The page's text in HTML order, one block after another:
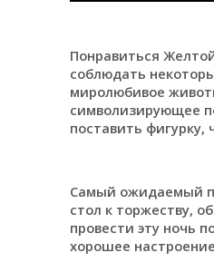
Понравиться
соблюдать
миролюбивое
символизирующее
поставить фигурку,
Самый ожидаемый
стол к торжеству,
провести эту ночь
хорошее